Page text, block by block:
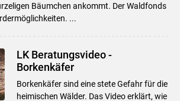
Bäumchen ankommt. Der Waldfonds
...
LK Beratungsvideo -
Borkenkäfer
Borkenkäfer sind eine stete Gefahr für die
heimischen Wälder. Das Video erklärt, wie